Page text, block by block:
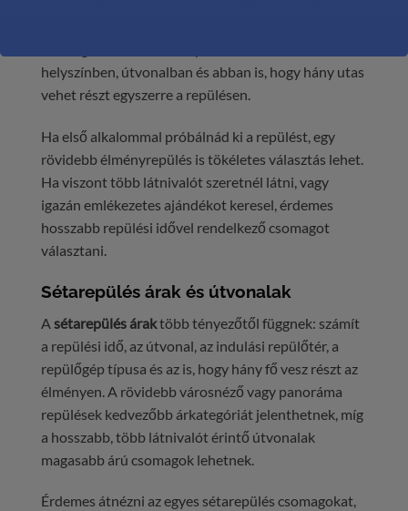
helyszínben, útvonalban és abban is, hogy hány utas
vehet részt egyszerre a repülésen.
Ha első alkalommal próbálnád ki a repülést, egy
rövidebb élményrepülés is tökéletes választás lehet.
Ha viszont több látnivalót szeretnél látni, vagy
igazán emlékezetes ajándékot keresel, érdemes
hosszabb repülési idővel rendelkező csomagot
választani.
Sétarepülés árak és útvonalak
A sétarepülés áraktöbb tényezőtől függnek: számít
a repülési idő, az útvonal, az indulási repülőtér, a
repülőgép típusa és az is, hogy hány fő vesz részt az
élményen. A rövidebb városnéző vagy panoráma
repülések kedvezőbb árkategóriát jelenthetnek, míg
a hosszabb, több látnivalót érintő útvonalak
magasabb árú csomagok lehetnek.
Érdemes átnézni az egyes sétarepülés csomagokat,